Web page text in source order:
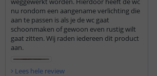
nu rondom een aangename verlichting die
aan te passen is als je de wc gaat
schoonmaken of gewoon even rustig wilt
gaat zitten. Wij raden iedereen dit product
aan.
Lees hele review